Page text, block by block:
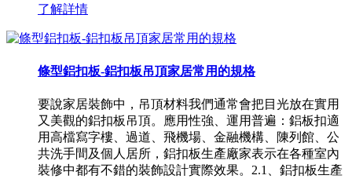
了解詳情
條型鋁扣板-鋁扣板吊頂家居常用的規格
要說家居裝飾中，吊頂材料我們通常會把目光放在實用
又美觀的鋁扣板吊頂。應用性強、運用普遍：鋁板扣適
用高檔寫字樓、過道、飛機場、金融機構、陳列館、公
共洗手間及個人居所，鋁扣板生產廠家表示在各種室內
裝修中都有不錯的裝飾設計實際效果。2.1、鋁扣板生產